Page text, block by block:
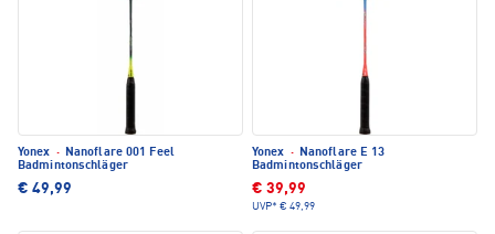
Yonex · Nanoflare 001 Feel
Badmintonschläger
€ 49,99
Yonex · Nanoflare E 13
Badmintonschläger
€ 39,99
UVP* € 49,99